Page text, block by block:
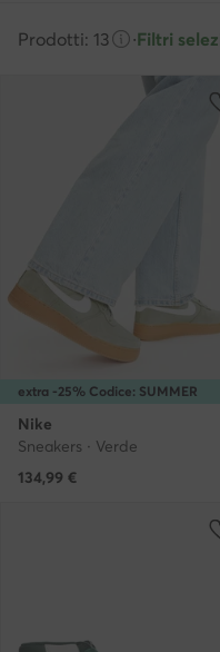
Prodotti: 13 ·Filtri
extra -25% Codice: SUMMER
Nike
Sneakers · Verde
134,99 €